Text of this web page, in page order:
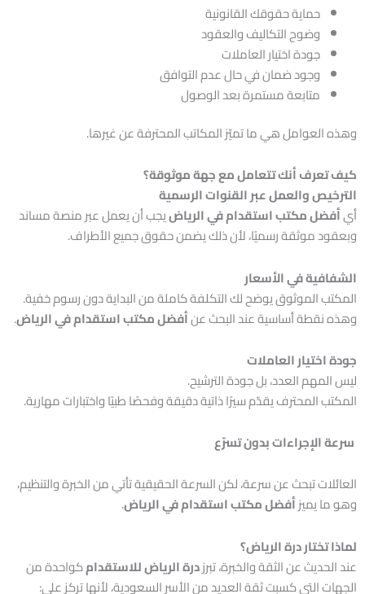
حماية حقوقك القانونية
وضوح التكاليف والعقود
جودة اختيار العاملات
وجود ضمان في حال عدم التوافق
متابعة مستمرة بعد الوصول
وهذه العوامل هي ما تميّز المكاتب المحترفة عن غيرها.
كيف تعرف أنك تتعامل مع جهة موثوقة؟
الترخيص والعمل عبر القنوات الرسمية
أيأفضل مكتب استقدام في الرياضيجب أن يعمل عبر منصة مساند
وبعقود موثقة رسميًا، لأن ذلك يضمن حقوق جميع الأطراف.
الشفافية في الأسعار
المكتب الموثوق يوضح لك التكلفة كاملة من البداية دون رسوم خفية.
وهذه نقطة أساسية عند البحث عنأفضل مكتب استقدام في الرياض.
جودة اختيار العاملات
ليس المهم العدد، بل جودة الترشيح.
المكتب المحترف يقدّم سيرًا ذاتية دقيقة وفحصًا طبيًا واختبارات مهارية.
سرعة الإجراءات بدون تسرّع
العائلات تبحث عن سرعة، لكن السرعة الحقيقية تأتي من الخبرة والتنظيم،
وهو ما يميزأفضل مكتب استقدام في الرياض.
لماذا تختار درة الرياض؟
عند الحديث عن الثقة والخبرة، تبرزدرة الرياض للاستقدامكواحدة من
الجهات التي كسبت ثقة العديد من الأسر السعودية، لأنها تركز على: